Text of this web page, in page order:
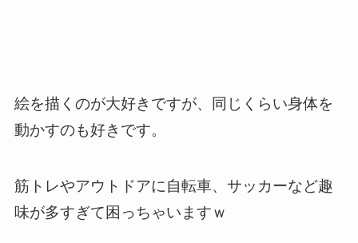
絵を描くのが大好きですが、同じくらい身体を
動かすのも好きです。
筋トレやアウトドアに自転車、サッカーなど趣
味が多すぎて困っちゃいますｗ